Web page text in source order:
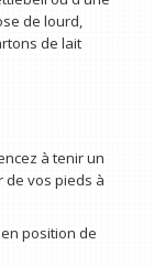
de lourd,
de lait
à tenir un
vos pieds à
position de